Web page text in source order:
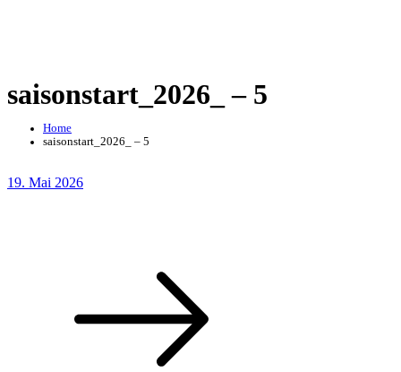
saisonstart_2026_ – 5
Home
saisonstart_2026_ – 5
Posted
19. Mai 2026